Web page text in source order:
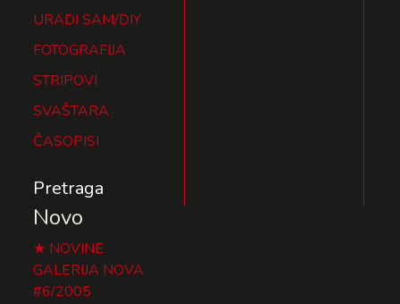
URADI SAM/DIY
FOTOGRAFIJA
STRIPOVI
SVAŠTARA
ČASOPISI
Pretraga
Novo
NOVINE
GALERIJA NOVA
#6/2005